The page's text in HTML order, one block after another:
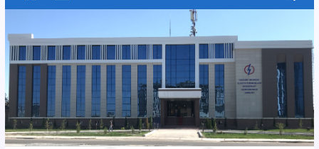
Территориальных
Электрических
сетей"
АО
"Бухарское